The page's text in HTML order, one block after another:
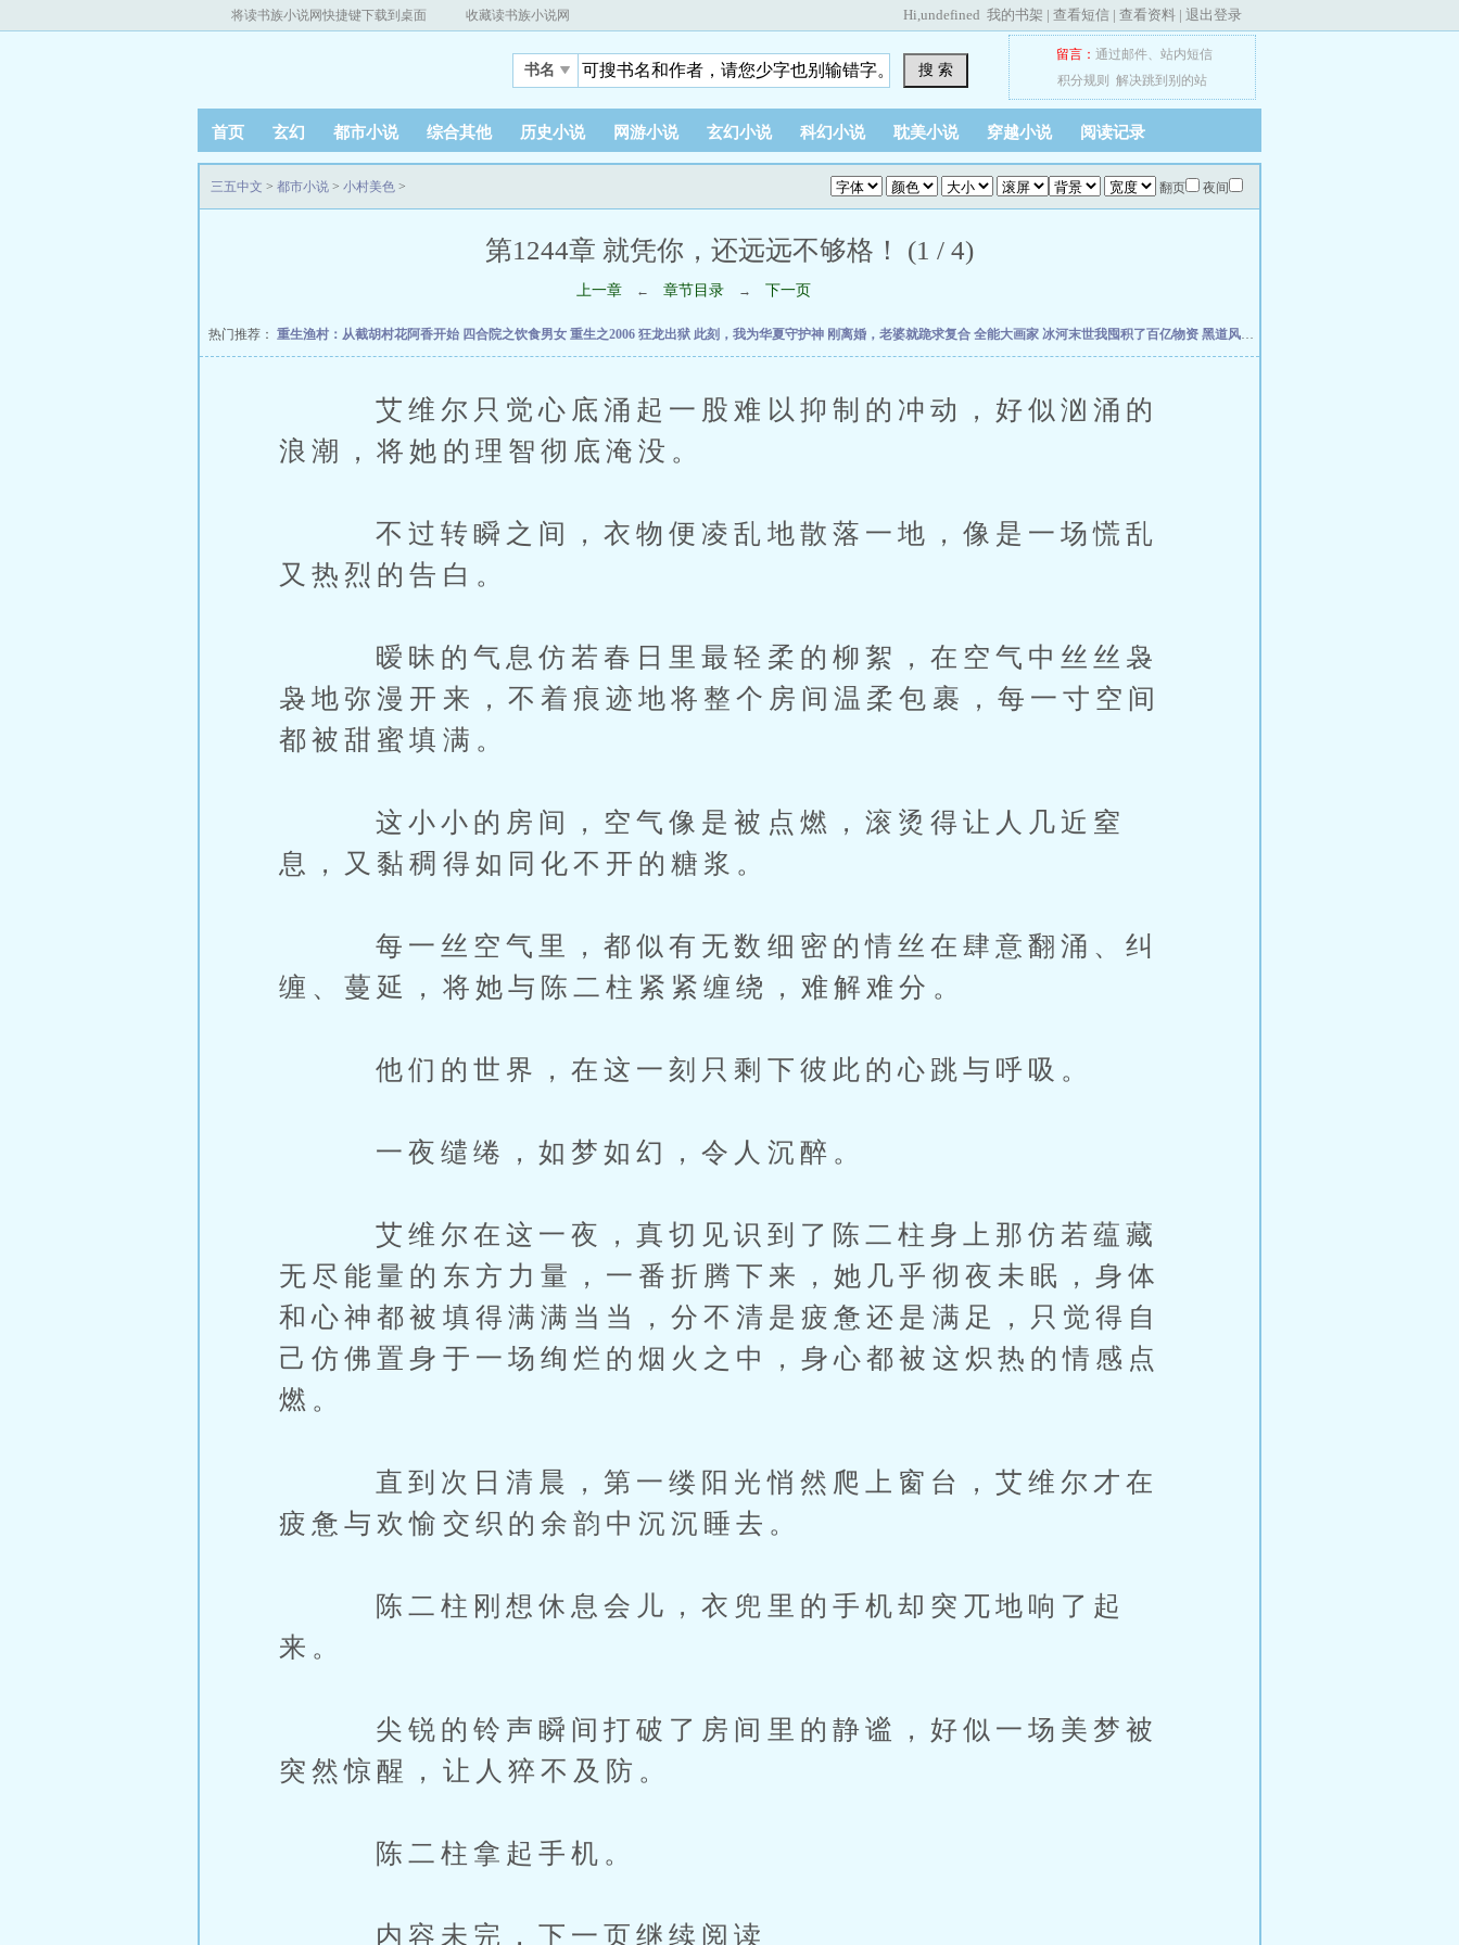
将读书族小说网快捷键下载到桌面 收藏读书族小说网 Hi,undefined 我的书架 | 查看短信 | 查看资料 | 退出登录
书名 搜 索
留言： 通过邮件、 站内短信
积分规则
解决跳到别的站
首页 玄幻 都市小说 综合其他 历史小说 网游小说 玄幻小说 科幻小说 耽美小说 穿越小说 阅读记录
翻页 夜间
三五中文 > 都市小说 > 小村美色 >
第1244章 就凭你，还远远不够格！ (1 / 4)
上一章 ← 章节目录 → 下一页
热门推荐： 重生渔村：从截胡村花阿香开始 四合院之饮食男女 重生之2006 狂龙出狱 此刻，我为华夏守护神 刚离婚，老婆就跪求复合 全能大画家 冰河末世我囤积了百亿物资 黑道风云江湖路
艾维尔只觉心底涌起一股难以抑制的冲动，好似汹涌的
浪潮，将她的理智彻底淹没。
不过转瞬之间，衣物便凌乱地散落一地，像是一场慌乱
又热烈的告白。
暧昧的气息仿若春日里最轻柔的柳絮，在空气中丝丝袅
袅地弥漫开来，不着痕迹地将整个房间温柔包裹，每一寸空间
都被甜蜜填满。
这小小的房间，空气像是被点燃，滚烫得让人几近窒
息，又黏稠得如同化不开的糖浆。
每一丝空气里，都似有无数细密的情丝在肆意翻涌、纠
缠、蔓延，将她与陈二柱紧紧缠绕，难解难分。
他们的世界，在这一刻只剩下彼此的心跳与呼吸。
一夜缱绻，如梦如幻，令人沉醉。
艾维尔在这一夜，真切见识到了陈二柱身上那仿若蕴藏
无尽能量的东方力量，一番折腾下来，她几乎彻夜未眠，身体
和心神都被填得满满当当，分不清是疲惫还是满足，只觉得自
己仿佛置身于一场绚烂的烟火之中，身心都被这炽热的情感点
燃。
直到次日清晨，第一缕阳光悄然爬上窗台，艾维尔才在
疲惫与欢愉交织的余韵中沉沉睡去。
陈二柱刚想休息会儿，衣兜里的手机却突兀地响了起
来。
尖锐的铃声瞬间打破了房间里的静谧，好似一场美梦被
突然惊醒，让人猝不及防。
陈二柱拿起手机。
内容未完，下一页继续阅读